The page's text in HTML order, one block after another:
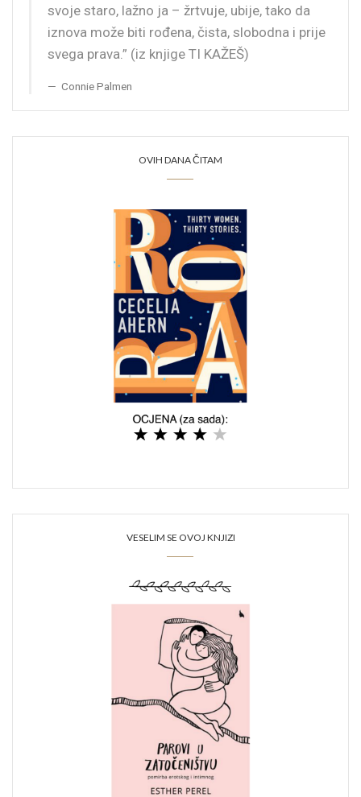
svoje staro, lažno ja – žrtvuje, ubije, tako da
iznova može biti rođena, čista, slobodna i prije
svega prava.” (iz knjige TI KAŽEŠ)
Connie Palmen
OVIH DANA ČITAM
VESELIM SE OVOJ KNJIZI